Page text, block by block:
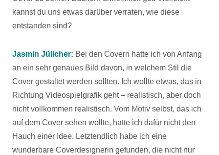
kannst du uns etwas darüber verraten, wie diese
entstanden sind?
Jasmin Jülicher: Bei den Covern hatte ich von Anfang
an ein sehr genaues Bild davon, in welchem Stil die
Cover gestaltet werden sollten. Ich wollte etwas, das in
Richtung Videospielgrafik geht – realistisch, aber doch
nicht vollkommen realistisch. Vom Motiv selbst, das ich
auf dem Cover sehen wollte, hatte ich dafür nicht den
Hauch einer Idee. Letztendlich habe ich eine
wunderbare Coverdesignerin gefunden, die nicht nur